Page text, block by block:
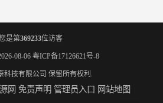
是第369233位访客
08-06 粤ICP备17126621号-8
科技有限公司 保留所有权利.
网 免责声明 管理员入口 网站地图